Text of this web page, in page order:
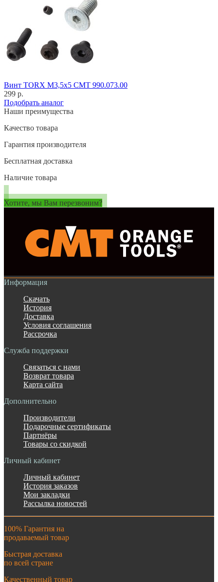
Винт TORX M3,5x5 CMT 990.073.00
299 р.
Подобрать аналог
Наши преимущества
Качество товара
Гарантия производителя
Бесплатная доставка
Наличие товара
Хотите, мы Вам перезвоним?
Информация
Скачать
История
Доставка
Условия соглашения
Рассрочка
Служба поддержки
Связаться с нами
Возврат товара
Карта сайта
Дополнительно
Производители
Подарочные сертификаты
Партнёры
Товары со скидкой
Личный кабинет
Личный кабинет
История заказов
Мои закладки
Рассылка новостей
100% Гарантия на
продаваемый товар
Быстрая доставка
по всей стране
Качественный товар